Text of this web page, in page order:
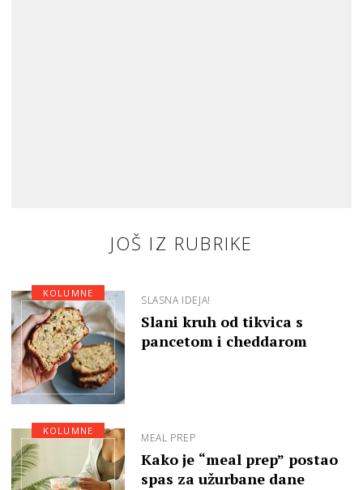
JOŠ IZ RUBRIKE
SLASNA IDEJA!
Slani kruh od tikvica s
pancetom i cheddarom
KOLUMNE
MEAL PREP
Kako je “meal prep” postao
spas za užurbane dane
KOLUMNE